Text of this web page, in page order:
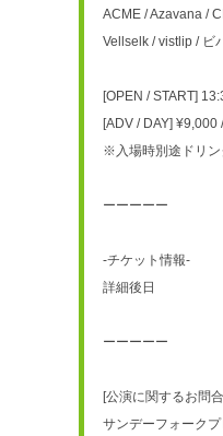
ACME / Azavana /
Vellselk / vistlip / ビ
[OPEN / START]
[ADV / DAY] ¥9,000
※入場時別途ドリン
ーーーーー
-チケット情報-
詳細後日
ーーーーー
[公演に関するお問
サンデーフォーク